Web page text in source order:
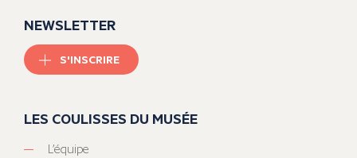
NEWSLETTER
S'INSCRIRE
LES COULISSES DU MUSÉE
L’équipe